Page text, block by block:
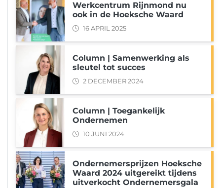
Werkcentrum Rijnmond nu
ook in de Hoeksche Waard
16 APRIL 2025
Column | Samenwerking als
sleutel tot succes
2 DECEMBER 2024
Column | Toegankelijk
Ondernemen
10 JUNI 2024
Ondernemersprijzen Hoeksche
Waard 2024 uitgereikt tijdens
uitverkocht Ondernemersgala